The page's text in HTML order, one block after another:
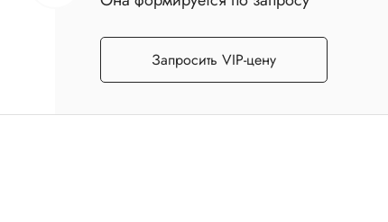
Запросить VIP-цену